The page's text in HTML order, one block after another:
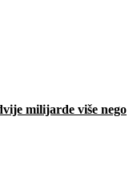
milijarde više nego